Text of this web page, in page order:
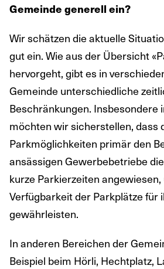
Gemeinde generell ein?
Wir schätzen die aktuelle
gut ein. Wie aus der Übersicht
hervorgeht, gibt es in
Gemeinde unterschiedliche
Beschränkungen. Insbesondere
möchten wir sicherstellen, dass
Parkmöglichkeiten primär den
ansässigen Gewerbebetriebe
kurze Parkierzeiten
Verfügbarkeit der Parkplätze für
gewährleisten.
In anderen Bereichen der
Beispiel beim Hörli, Hechtplatz,